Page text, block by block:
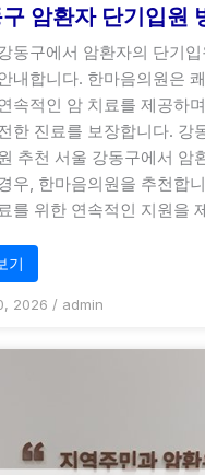
암환자 단기입원
동구에서 암환자의 단기
내합니다. 한마음의원은
속적인 암 치료를 제공하
한 진료를 보장합니다. 강
추천 서울 강동구에서 암
우, 한마음의원을 추천합
를 위한 연속적인 지원을
기
2026 / admin